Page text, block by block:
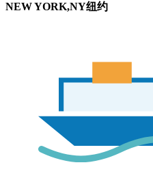
NEW YORK,NY纽约